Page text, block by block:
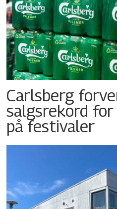
Carlsberg
salgsrekord
på festivaler